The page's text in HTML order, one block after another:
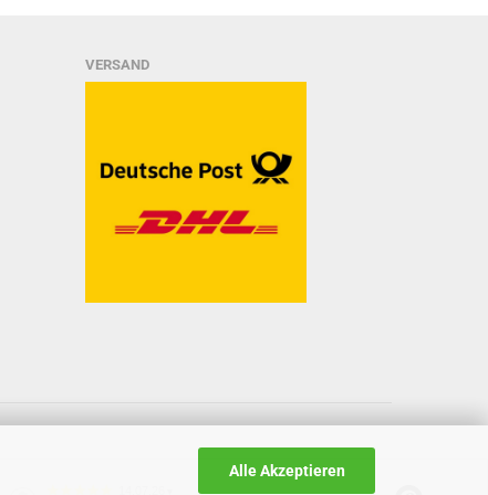
Alle Akzeptieren
VERSAND